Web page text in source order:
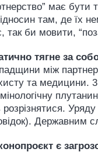
має
там, де їх
так би мовити,
тягне за
між
та
є